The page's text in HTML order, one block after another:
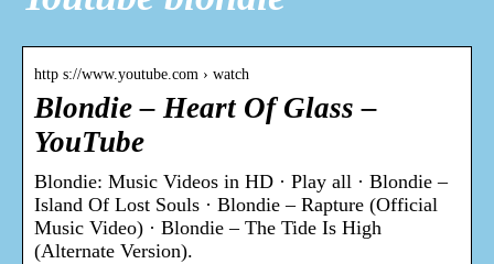
http s://www.youtube.com › watch
Blondie – Heart Of Glass –
YouTube
Blondie: Music Videos in HD · Play all · Blondie –
Island Of Lost Souls · Blondie – Rapture (Official
Music Video) · Blondie – The Tide Is High
(Alternate Version).